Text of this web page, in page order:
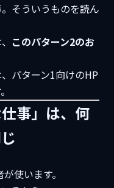
そういうものを読ん
このパターン2のお
パターン1向けのHP
事」は、何
使います。